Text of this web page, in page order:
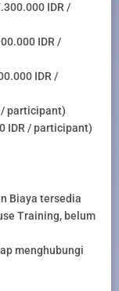
IDR /
IDR /
IDR /
/ participant)
IDR / participant)
Biaya tersedia
Training, belum
menghubungi